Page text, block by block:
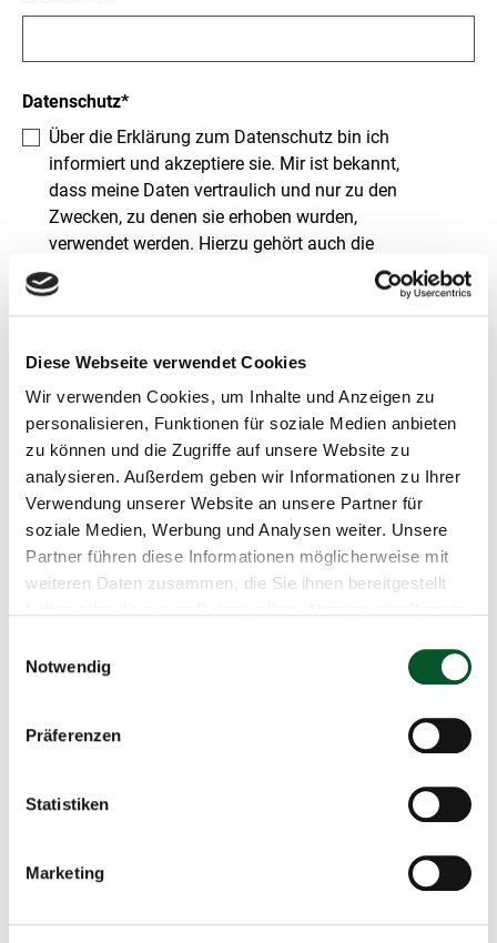
Diese Webseite verwendet Cookies
Wir verwenden Cookies, um Inhalte und Anzeigen zu
personalisieren, Funktionen für soziale Medien anbieten
zu können und die Zugriffe auf unsere Website zu
analysieren. Außerdem geben wir Informationen zu Ihrer
Verwendung unserer Website an unsere Partner für
soziale Medien, Werbung und Analysen weiter. Unsere
Partner führen diese Informationen möglicherweise mit
weiteren Daten zusammen, die Sie ihnen bereitgestellt
Notwendig
Präferenzen
Statistiken
Marketing
Datenschutz*
Über die Erklärung zum Datenschutz bin ich
informiert und akzeptiere sie. Mir ist bekannt,
dass meine Daten vertraulich und nur zu den
Zwecken, zu denen sie erhoben wurden,
verwendet werden. Hierzu gehört auch die
Weitergabe an Dritte, soweit dies für die
Bearbeitung erforderlich ist. Weitere Hinweise
zum Datenschutz habe ich der
jederzeit per E-Mail (AnpaSo@z-u-g.org), Post
oder Fax widersprechen kann. Ich erhalte dann für
die Zukunft keine weiteren Informationen von der
ZUG. Meine bisherigen erfassten Daten werden
gelöscht.
Anmelden